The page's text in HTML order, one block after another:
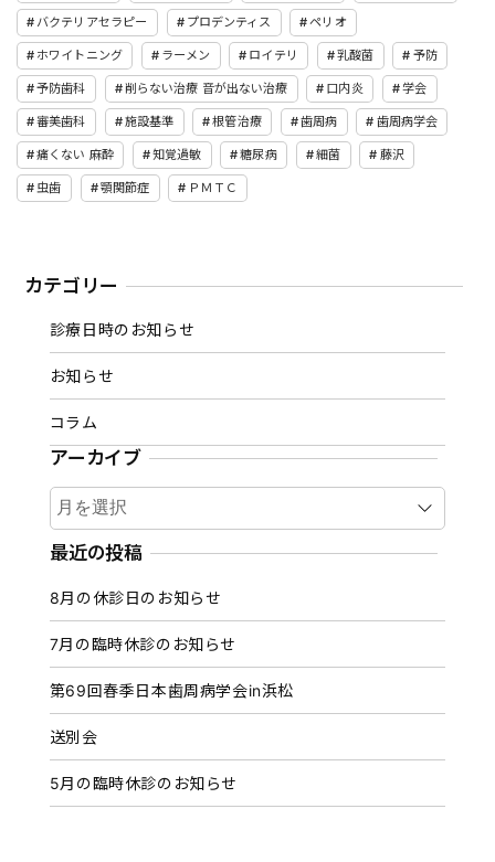
バクテリアセラピー プロデンティス ペリオ
ホワイトニング ラーメン ロイテリ 乳酸菌 予防
予防歯科 削らない治療 音が出ない治療 口内炎 学会
審美歯科 施設基準 根管治療 歯周病 歯周病学会
痛くない 麻酔 知覚過敏 糖尿病 細菌 藤沢
虫歯 顎関節症 ＰＭＴＣ
カテゴリー
診療日時のお知らせ
お知らせ
コラム
アーカイブ
ア
ー
カ
ブ
最近の投稿
8月の休診日のお知らせ
7月の臨時休診のお知らせ
第69回春季日本歯周病学会in浜松
送別会
5月の臨時休診のお知らせ